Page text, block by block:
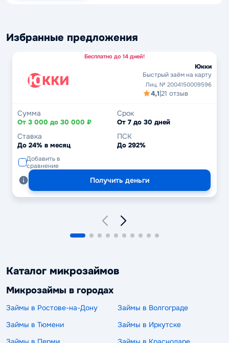
Избранные предложения
Бесплатно до 14 дней!
Юкки
Быстрый заём на карту
Лиц. № 2004150009596
4,1|21 отзыв
Сумма
От 3 000 до 30 000 ₽
Срок
От 7 до 30 дней
Ставка
До 24% в месяц
ПСК
До 292%
Добавить в
сравнение
Получить деньги
Каталог микрозаймов
Микрозаймы в городах
Займы в Ростове-на-Дону
Займы в Волгограде
Займы в Тюмени
Займы в Иркутске